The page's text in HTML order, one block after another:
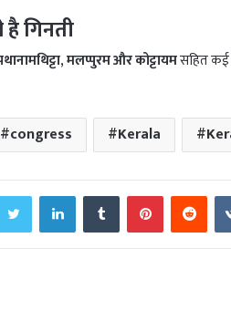
गिनती
मलप्पुरम और कोट्टायमसहित कई
congress Kerala
TwitterLinkedInTumblrPinterest